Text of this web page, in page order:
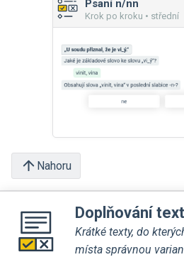
Psaní n/nn
Krok po kroku • střední
Nahoru
Doplňování
Krátké texty, do
místa správnou